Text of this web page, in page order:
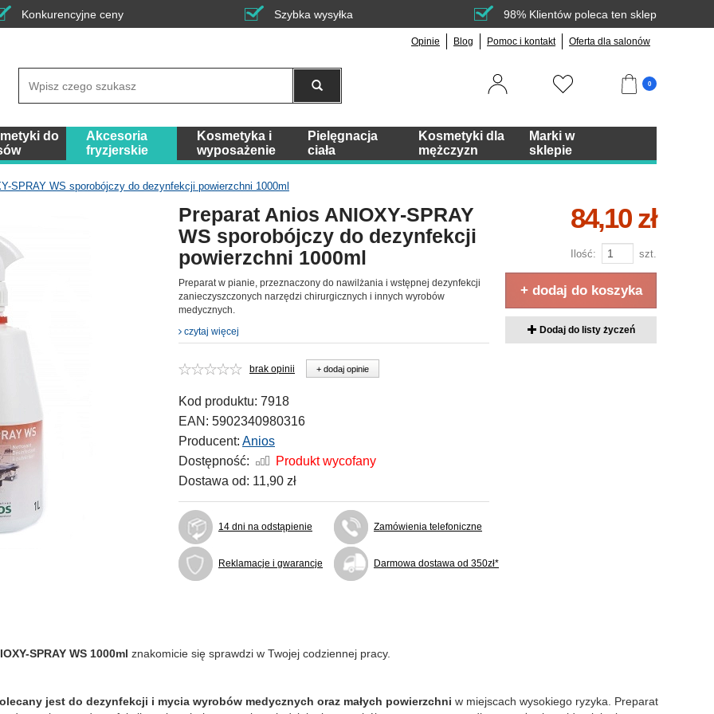
Konkurencyjne ceny Szybka wysyłka 98% Klientów poleca ten sklep
Opinie Blog Pomoc i kontakt Oferta dla salonów
0
do
Akcesoria
fryzjerskie
Kosmetyka i
wyposażenie
Pielęgnacja
ciała
Kosmetyki dla
mężczyzn
Marki w
sklepie
SPRAY WS sporobójczy do dezynfekcji powierzchni 1000ml
Preparat Anios ANIOXY-SPRAY
WS sporobójczy do dezynfekcji
powierzchni 1000ml
Preparat w pianie, przeznaczony do nawilżania i wstępnej dezynfekcji
zanieczyszczonych narzędzi chirurgicznych i innych wyrobów
medycznych.
czytaj więcej
brak opinii + dodaj opinie
Kod produktu: 7918
EAN: 5902340980316
Producent: Anios
Dostępność:
Produkt wycofany
Dostawa od: 11,90 zł
14 dni na odstąpienie Zamówienia telefoniczne
Reklamacje i gwarancje Darmowa dostawa od 350zł*
84,10 zł
Ilość: szt.
+ dodaj do koszyka
Dodaj do listy życzeń
SPRAY WS 1000ml znakomicie się sprawdzi w Twojej codziennej pracy.
jest do dezynfekcji i mycia wyrobów medycznych oraz małych powierzchni w miejscach wysokiego ryzyka. Preparat